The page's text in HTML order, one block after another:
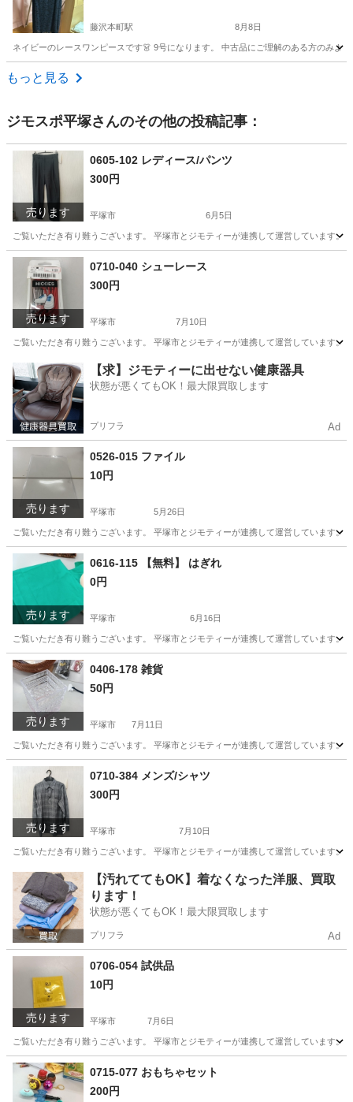
藤沢本町駅 8月8日
ネイビーのレースワンピースです👗 9号になります。 中古品にご理解のある方のみよ
神奈川 藤沢市
もっと見る
ジモスポ平塚さんのその他の投稿記事：
売ります
0605-102 レディース/パンツ
300円
平塚市 6月5日
ご覧いただき有り難うございます。 平塚市とジモティーが連携して運営していま
神奈川 平塚市
売ります
0710-040 シューレース
300円
平塚市 7月10日
ご覧いただき有り難うございます。 平塚市とジモティーが連携して運営していま
神奈川 平塚市 靴 リユース
【求】ジモティーに出せない健康器具
状態が悪くてもOK！最大限買取します
プリフラ Ad
売ります
0526-015 ファイル
10円
平塚市 5月26日
ご覧いただき有り難うございます。 平塚市とジモティーが連携して運営していま
神奈川 平塚市 リユース
売ります
0616-115 【無料】 はぎれ
0円
平塚市 6月16日
ご覧いただき有り難うございます。 平塚市とジモティーが連携して運営していま
神奈川 平塚市 インテリア雑貨/小物
売ります
0406-178 雑貨
50円
平塚市 7月11日
ご覧いただき有り難うございます。 平塚市とジモティーが連携して運営していま
神奈川 平塚市 リユース
売ります
0710-384 メンズ/シャツ
300円
平塚市 7月10日
ご覧いただき有り難うございます。 平塚市とジモティーが連携して運営していま
神奈川 平塚市 シャツ リユース
【汚れててもOK】着なくなった洋服、買取
ります！
状態が悪くてもOK！最大限買取します
プリフラ Ad
売ります
0706-054 試供品
10円
平塚市 7月6日
ご覧いただき有り難うございます。 平塚市とジモティーが連携して運営していま
神奈川 平塚市 スキンケア リユース
0715-077 おもちゃセット
200円